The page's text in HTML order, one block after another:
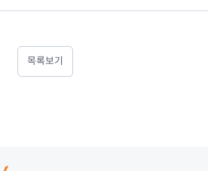
목록보기